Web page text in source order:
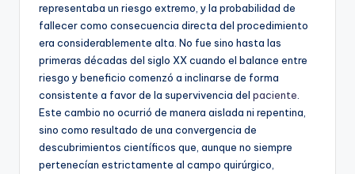
representaba un riesgo extremo, y la probabilidad de
fallecer como consecuencia directa del procedimiento
era considerablemente alta. No fue sino hasta las
primeras décadas del siglo XX cuando el balance entre
riesgo y beneficio comenzó a inclinarse de forma
consistente a favor de la supervivencia del paciente
Este cambio no ocurrió de manera aislada ni repentina,
sino como resultado de una convergencia de
descubrimientos científicos que, aunque no siempre
pertenecían estrictamente al campo quirúrgico,